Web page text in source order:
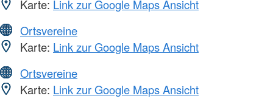
Karte: Link zur Google Maps Ansicht
Ortsvereine
Karte: Link zur Google Maps Ansicht
Ortsvereine
Karte: Link zur Google Maps Ansicht